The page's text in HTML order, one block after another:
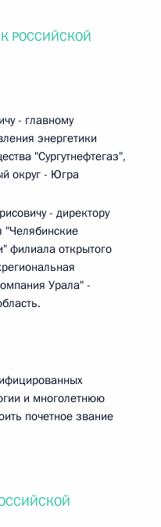
РОССИЙСКОЙ
- главному
энергетики
"Сургутнефтегаз",
округ - Югра
- директору
"Челябинские
филиала открытого
Урала" -
и многолетнюю
почетное звание